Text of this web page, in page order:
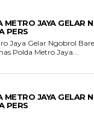
METRO JAYA GELAR
PERS
Jaya Gelar Ngobrol
Polda Metro Jaya...
METRO JAYA GELAR
PERS